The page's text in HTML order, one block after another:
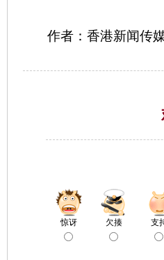
作者：香港新闻传
惊讶 欠揍 支